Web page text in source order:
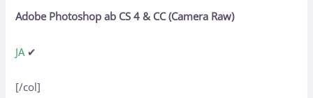
Adobe Photoshop ab CS 4 & CC (Camera Raw)
JA ✔
[/col]